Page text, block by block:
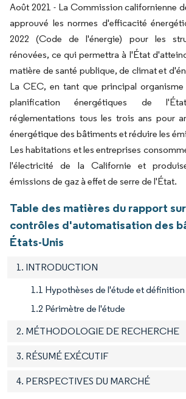
Août 2021 - La Commission californienne
approuvé les normes d'efficacité
2022 (Code de l'énergie) pour les
rénovées, ce qui permettra à l'État
matière de santé publique, de climat et
La CEC, en tant que principal
planification énergétiques de
réglementations tous les trois ans pour
énergétique des bâtiments et réduire les
Les habitations et les entreprises
l'électricité de la Californie et
émissions de gaz à effet de serre de l'État.
Table des matières du rapport
contrôles d'automatisation des
États-Unis
1. INTRODUCTION
1.1 Hypothèses de l'étude et
1.2 Périmètre de l'étude
2. MÉTHODOLOGIE DE RECHERCHE
3. RÉSUMÉ EXÉCUTIF
4. PERSPECTIVES DU MARCHÉ